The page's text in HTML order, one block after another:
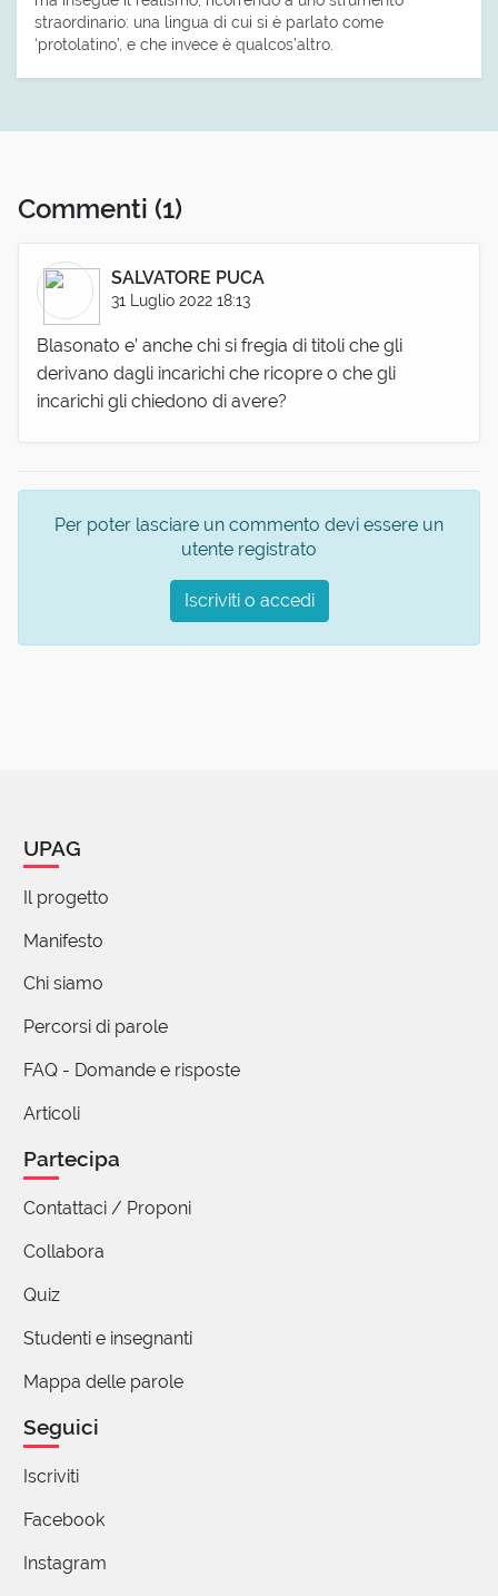
straordinario: una lingua di cui si è parlato come
‘protolatino’, e che invece è qualcos’altro.
Commenti (1)
SALVATORE PUCA
31 Luglio 2022 18:13
Blasonato e’ anche chi si fregia di titoli che gli
derivano dagli incarichi che ricopre o che gli
incarichi gli chiedono di avere?
Per poter lasciare un commento devi essere un
utente registrato
Iscriviti o accedi
UPAG
Il progetto
Manifesto
Chi siamo
Percorsi di parole
FAQ - Domande e risposte
Articoli
Partecipa
Contattaci / Proponi
Collabora
Quiz
Studenti e insegnanti
Mappa delle parole
Seguici
Iscriviti
Facebook
Instagram